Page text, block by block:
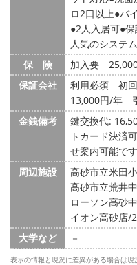
ロ2口以上 バ
2人入居可
人気のシステ
保 険
加入要
保証会社
利用必須 初
13,000円/年
金銭備考
鍵交換代:
トカード決済
せ案内可能で
周辺施設
高砂市立米田
高砂市立荒井
ローソン高砂
イオン高砂店/
大学など
－
表示の情報と現況に差異がある場合は現